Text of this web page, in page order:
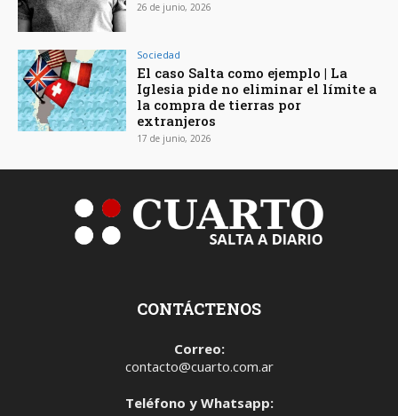
26 de junio, 2026
Sociedad
El caso Salta como ejemplo | La
Iglesia pide no eliminar el límite a
la compra de tierras por
extranjeros
17 de junio, 2026
CONTÁCTENOS
Correo:
contacto@cuarto.com.ar
Teléfono y Whatsapp: